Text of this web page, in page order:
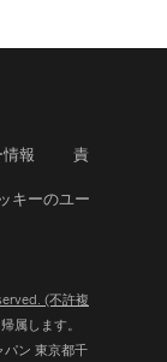
報 責
キーのユー
(不許複
属します。
パン 東京都千